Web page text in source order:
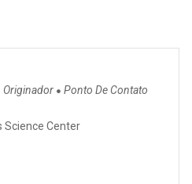
Originador ● Ponto De Contato
Science Center